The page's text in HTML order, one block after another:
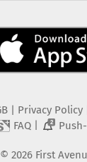
Privacy Policy|
FAQ| 2
© 2026 First